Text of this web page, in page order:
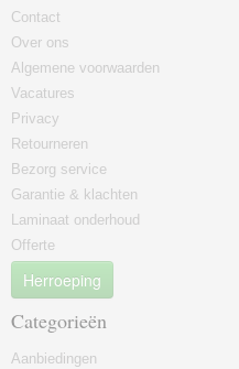
Contact
Over ons
Algemene voorwaarden
Vacatures
Privacy
Retourneren
Bezorg service
Garantie & klachten
Laminaat onderhoud
Offerte
Herroeping
Categorieën
Aanbiedingen